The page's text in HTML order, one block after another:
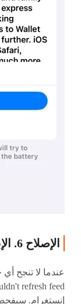
الإصلاح 6. الإبلاغ عن المشكلة لفريق دعم إنستغرام
إنستغرام.